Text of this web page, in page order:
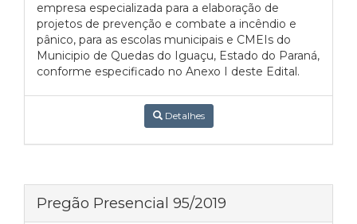
empresa especializada para a elaboração de
projetos de prevenção e combate a incêndio e
pânico, para as escolas municipais e CMEIs do
Municipio de Quedas do Iguaçu, Estado do Paraná,
conforme especificado no Anexo I deste Edital.
Detalhes
Pregão Presencial 95/2019